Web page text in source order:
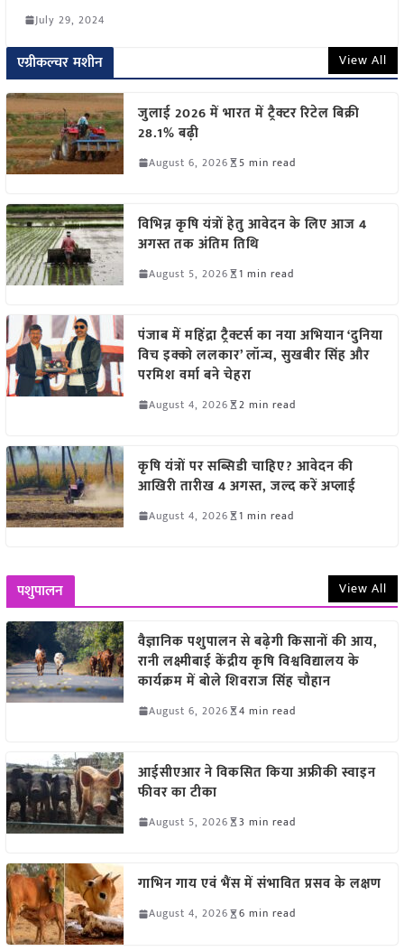
July 29, 2024
एग्रीकल्चर मशीन View All
जुलाई 2026 में भारत में ट्रैक्टर रिटेल बिक्री
28.1% बढ़ी
August 6, 2026 5 min read
विभिन्न कृषि यंत्रों हेतु आवेदन के लिए आज 4
अगस्त तक अंतिम तिथि
August 5, 2026 1 min read
पंजाब में महिंद्रा ट्रैक्टर्स का नया अभियान ‘दुनिया
विच इक्को ललकार’ लॉन्च, सुखबीर सिंह और
परमिश वर्मा बने चेहरा
August 4, 2026 2 min read
कृषि यंत्रों पर सब्सिडी चाहिए? आवेदन की
आखिरी तारीख 4 अगस्त, जल्द करें अप्लाई
August 4, 2026 1 min read
पशुपालन View All
वैज्ञानिक पशुपालन से बढ़ेगी किसानों की आय,
रानी लक्ष्मीबाई केंद्रीय कृषि विश्वविद्यालय के
कार्यक्रम में बोले शिवराज सिंह चौहान
August 6, 2026 4 min read
आईसीएआर ने विकसित किया अफ्रीकी स्वाइन
फीवर का टीका
August 5, 2026 3 min read
गाभिन गाय एवं भैंस में संभावित प्रसव के लक्षण
August 4, 2026 6 min read